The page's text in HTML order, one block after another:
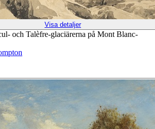
Visa detaljer
och Talèfre-glaciärerna på Mont Blanc-